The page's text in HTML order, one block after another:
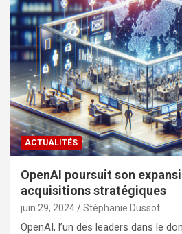
ACTUALITÉS
OpenAI poursuit son
acquisitions stratégiques
juin 29, 2024 Stéphanie Dussot
OpenAI, l’un des leaders dans le